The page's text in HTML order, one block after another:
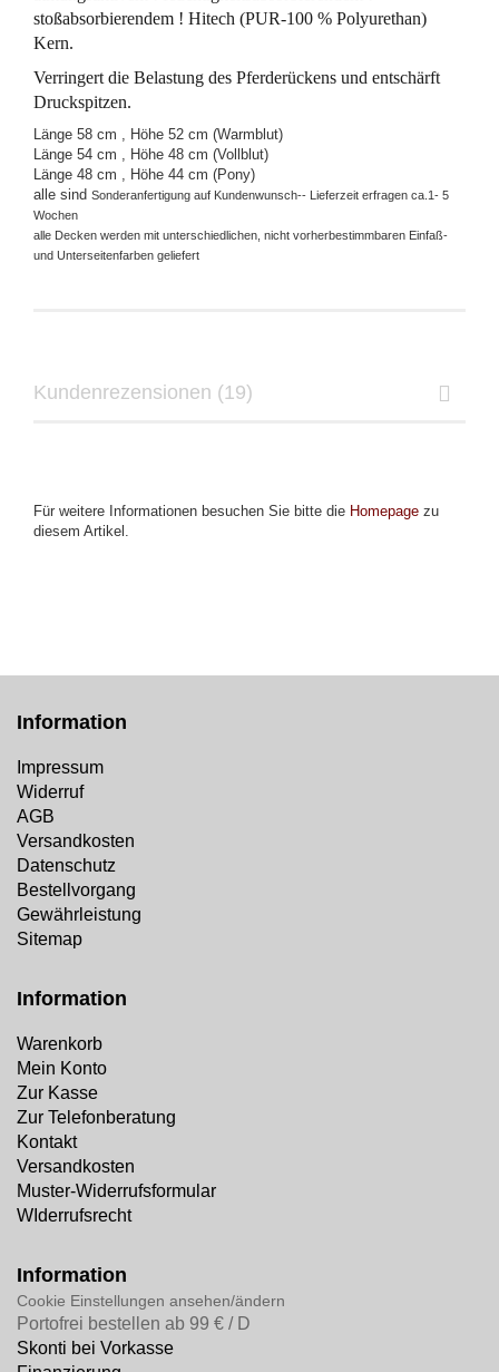
stoßabsorbierendem ! Hitech (PUR-100 % Polyurethan)
Kern.
Verringert die Belastung des Pferderückens und entschärft
Druckspitzen.
Länge 58 cm , Höhe 52 cm (Warmblut)
Länge 54 cm , Höhe 48 cm (Vollblut)
Länge 48 cm , Höhe 44 cm (Pony)
alle sind Sonderanfertigung auf Kundenwunsch-- Lieferzeit erfragen ca.1- 5
Wochen
alle Decken werden mit unterschiedlichen, nicht vorherbestimmbaren Einfaß-
und Unterseitenfarben geliefert
Kundenrezensionen (19)
Für weitere Informationen besuchen Sie bitte die Homepage zu
diesem Artikel.
Information
Impressum
Widerruf
AGB
Versandkosten
Datenschutz
Bestellvorgang
Gewährleistung
Sitemap
Information
Warenkorb
Mein Konto
Zur Kasse
Zur Telefonberatung
Kontakt
Versandkosten
Muster-Widerrufsformular
WIderrufsrecht
Information
Cookie Einstellungen ansehen/ändern
Portofrei bestellen ab 99 € / D
Skonti bei Vorkasse